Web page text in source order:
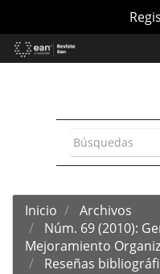
Contenido
principal
Inicio
Archivos
Núm. 69 (2010):
Mejoramiento
Reseñas